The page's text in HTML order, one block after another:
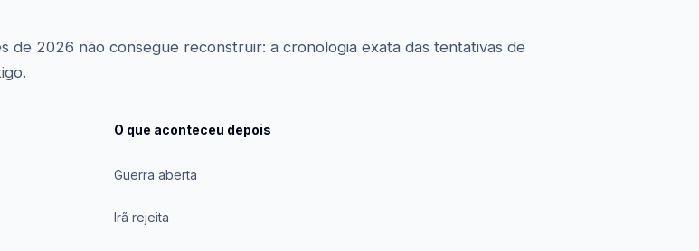
de 2026 não consegue reconstruir: a cronologia exata das tentativas de
O que aconteceu depois
Guerra aberta
Irã rejeita